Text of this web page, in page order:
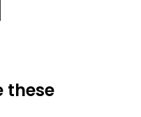
these